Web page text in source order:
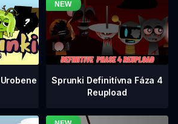
Sprunki Definitívna Fáza 4
Reupload